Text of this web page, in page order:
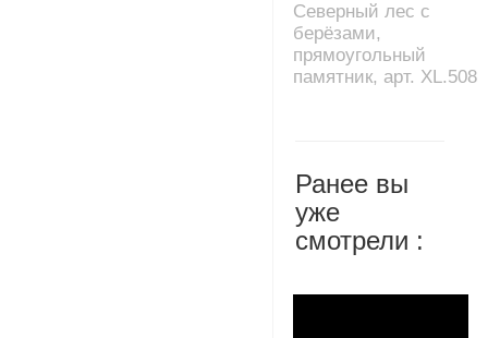
Северный лес с
берёзами,
прямоугольный
памятник, арт. XL.508
Ранее вы
уже
смотрели :